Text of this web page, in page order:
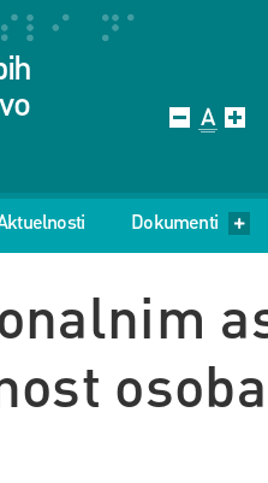
Dokumenti